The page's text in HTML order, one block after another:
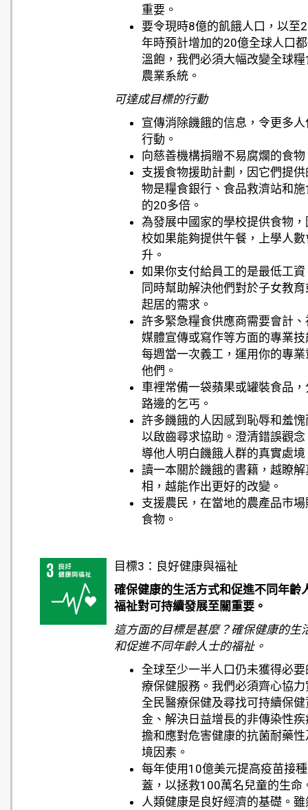
重要。
要令現時8億的飢餓人口，以至
年時預計增加的20億全球人口
溫飽，我們必須大幅改變全球糧
農業系統。
可達成目標的行動
宣傳消除饑餓的信息，令更多人
行動。
向慈善機構捐贈不易腐爛的食物
支援食物援助計劃，因它們提供
物是糧食銀行、食品救濟站和施
的20多倍。
為發展中國家的學校提供食物，
校如果能夠提供午餐，上學人數
升。
如果你支付給員工的是最低工資
同時幫助解決他們對於子女教
起居的需求。
許多緊急糧食供應商需要會計、
媒體宣傳或寫作等方面的專業技
每週當一次義工，運用你的專業
他們。
車裡常備一袋蘋果或罐裝食品，
路邊的乞丐。
許多饑餓的人因感到恥辱和羞愧
以啟齒尋求協助。澄清錯誤觀念
導他人明白饑餓人群的真實處境
讀一本關於饑餓的書籍，越瞭解
相，越能作出更好的改變。
支援農民，在當地的農產品市場
食物。
目標3：良好健康與福祉
確保健康的生活方式和促進不同年齡
福祉對可持續發展至關重要。
這方面的目標是甚麼？確保健康的生
和促進不同年齡人士的福祉。
全球至少一半人口仍未獲得必要
療保健服務。我們必須齊心協力
全民醫療保健及尋找可持續保健
金、解決日益增長的非傳染性疾
擔和應對危害健康的抗菌耐藥性
境因素。
每年使用10億美元提高疫苗接
蓋，以拯救100萬名兒童的生命
人類健康是良好經濟的基礎。雖